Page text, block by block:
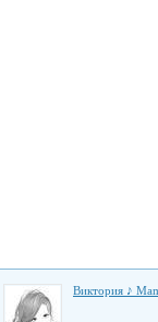
Виктория ♪